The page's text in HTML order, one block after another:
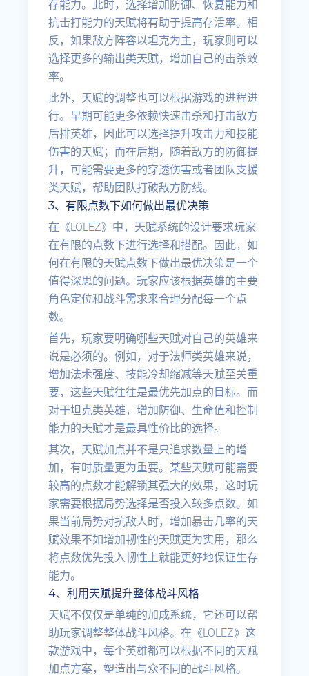
存能力。此时，选择增加防御、恢复能力和
抗击打能力的天赋将有助于提高存活率。相
反，如果敌方阵容以坦克为主，玩家则可以
选择更多的输出类天赋，增加自己的击杀效
率。
此外，天赋的调整也可以根据游戏的进程进
行。早期可能更多依赖快速击杀和打击敌方
后排英雄，因此可以选择提升攻击力和技能
伤害的天赋；而在后期，随着敌方的防御提
升，可能需要更多的穿透伤害或者团队支援
类天赋，帮助团队打破敌方防线。
3、有限点数下如何做出最优决策
在《LOLEZ》中，天赋系统的设计要求玩家
在有限的点数下进行选择和搭配。因此，如
何在有限的天赋点数下做出最优决策是一个
值得深思的问题。玩家应该根据英雄的主要
角色定位和战斗需求来合理分配每一个点
数。
首先，玩家要明确哪些天赋对自己的英雄来
说是必须的。例如，对于法师类英雄来说，
增加法术强度、技能冷却缩减等天赋至关重
要，这些天赋往往是最优先加点的目标。而
对于坦克类英雄，增加防御、生命值和控制
能力的天赋才是最具性价比的选择。
其次，天赋加点并不是只追求数量上的增
加，有时质量更为重要。某些天赋可能需要
较高的点数才能解锁其强大的效果，这时玩
家需要根据局势选择是否投入较多点数。如
果当前局势对抗敌人时，增加暴击几率的天
赋效果不如增加韧性的天赋更为实用，那么
将点数优先投入韧性上就能更好地保证生存
能力。
4、利用天赋提升整体战斗风格
天赋不仅仅是单纯的加成系统，它还可以帮
助玩家调整整体战斗风格。在《LOLEZ》这
款游戏中，每个英雄都可以根据不同的天赋
加点方案，塑造出与众不同的战斗风格。